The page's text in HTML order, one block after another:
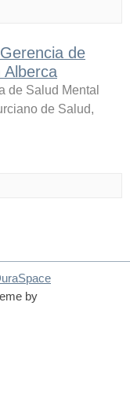
de
Alberca
de Salud Mental
de Salud,
by